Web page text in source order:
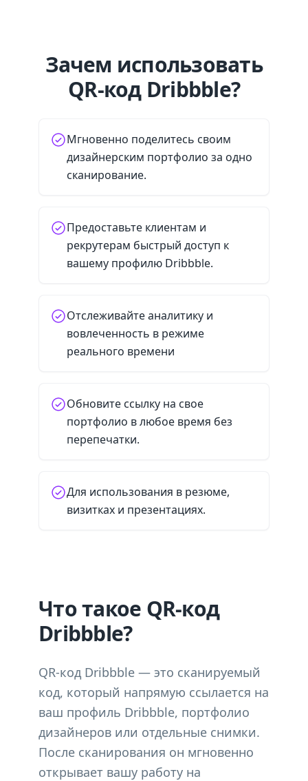
Зачем использовать
QR-код Dribbble?
Мгновенно поделитесь своим
дизайнерским портфолио за одно
сканирование.
Предоставьте клиентам и
рекрутерам быстрый доступ к
вашему профилю Dribbble.
Отслеживайте аналитику и
вовлеченность в режиме
реального времени
Обновите ссылку на свое
портфолио в любое время без
перепечатки.
Для использования в резюме,
визитках и презентациях.
Что такое QR-код
Dribbble?
QR-код Dribbble — это сканируемый
код, который напрямую ссылается на
ваш профиль Dribbble, портфолио
дизайнеров или отдельные снимки.
После сканирования он мгновенно
открывает вашу работу на